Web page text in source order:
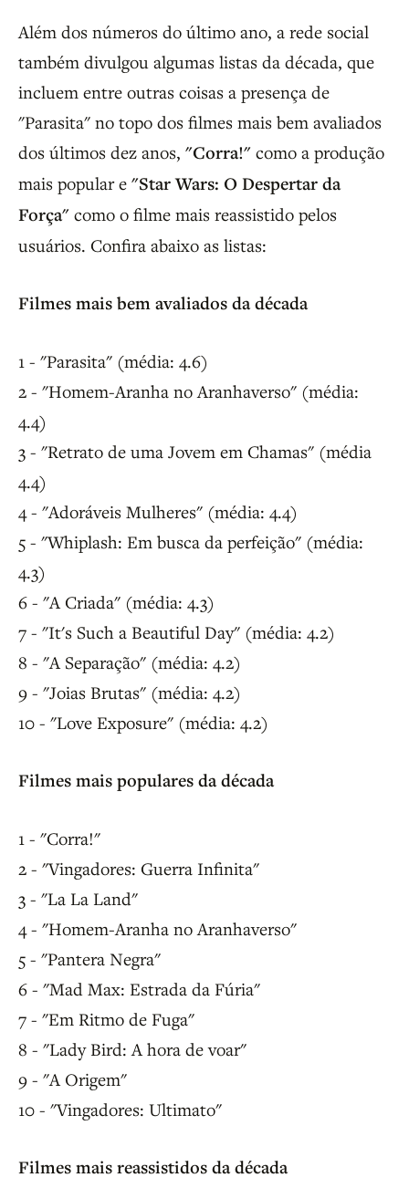
Além dos números do último ano, a rede social
também divulgou algumas listas da década, que
incluem entre outras coisas a presença de
"Parasita" no topo dos filmes mais bem avaliados
dos últimos dez anos, "Corra!" como a produção
mais popular e "Star Wars: O Despertar da
Força" como o filme mais reassistido pelos
usuários. Confira abaixo as listas:
Filmes mais bem avaliados da década
1 - "Parasita" (média: 4.6)
2 - "Homem-Aranha no Aranhaverso" (média:
4.4)
3 - "Retrato de uma Jovem em Chamas" (média
4.4)
4 - "Adoráveis Mulheres" (média: 4.4)
5 - "Whiplash: Em busca da perfeição" (média:
4.3)
6 - "A Criada" (média: 4.3)
7 - "It's Such a Beautiful Day" (média: 4.2)
8 - "A Separação" (média: 4.2)
9 - "Joias Brutas" (média: 4.2)
10 - "Love Exposure" (média: 4.2)
Filmes mais populares da década
1 - "Corra!"
2 - "Vingadores: Guerra Infinita"
3 - "La La Land"
4 - "Homem-Aranha no Aranhaverso"
5 - "Pantera Negra"
6 - "Mad Max: Estrada da Fúria"
7 - "Em Ritmo de Fuga"
8 - "Lady Bird: A hora de voar"
9 - "A Origem"
10 - "Vingadores: Ultimato"
Filmes mais reassistidos da década